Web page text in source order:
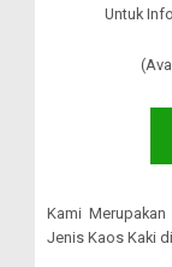
Untuk
Kami
Jenis Kaos Kaki